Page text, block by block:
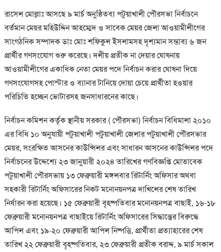
রাসেল মোল্লাঃ আসছে ৯ মার্চ অনুষ্ঠিতব্য পটুয়াখালী পৌরসভা নির্বাচনে
বর্তমান মেয়র মহিউদ্দিন আহম্মেদ ও সাবেক মেয়র জেলা আওয়ামীলীগের
সাংগঠনিক সম্পাদক ডাঃ মোঃ শফিকুল ইসলামসহ দৃশ্যমান সম্ভাব্য ৬ জন
প্রার্থীর গণসংযোগ শুরু করেছে। দলীয় প্রতীক না দেয়ার ঘোষনায়
আওয়ামীলীগের একাধিক নেতা মেয়র পদে নির্বাচন করার ঘোষনা দিয়ে
গণসংযোগসহ পোস্টার ও ব্যানার টানিয়ে দোয়া চেয়ে প্রার্থীতা হওয়ার
পরিচিতি হচ্ছেন ভোটারসহ জনসাধারনের কাছে।
নির্বাচন কমিশন কর্তৃক স্থানীয় সরকার ( পৌরসভা) নির্বাচন বিধিমালা ২০১০
এর বিধি ১০ অনুযায়ী পটুয়াখালী পটুয়াখালী জেলার পটুয়াখালী পৌরসভার
মেয়র, সংরক্ষিত আসনের কাউন্সিলর এবং সাধারন আসনের কাউন্সিলর পদে
নির্বাচনের উদ্দেশ্যে ২৩ জানুয়ারী ২০২৪ তারিখের গণবিজ্ঞপ্তি মোতাবেক
পটুয়াখালী পৌরসভায় ১৩ ফেব্রুয়ারী মঙ্গলবার রিটার্নিং অফিসার অথবা
সহকারী রিটার্নিং অফিসারের নিকট মনোনয়নপত্র দাখিলের শেষ তারিখ
নির্ধারন করা হয়েছে। ১৫ ফেব্রুয়ারী বৃহষ্পতিবার মনোনয়নপত্র বাছাই, ১৬-১৮
ফেব্রুয়ারী মনোনয়নপত্র বাছাইয়ে রিটার্নিং অফিসারের সিদ্ধান্তের বিরুদ্ধে
আপিল এবং ১৯-২০ ফেব্রুয়ারী আপিল নিষ্পত্তি, প্রার্থীতা প্রত্যাহারের শেষ
তারিখ ২২ ফেব্রুয়ারী বৃহষ্পতিবার, ২৩ ফেব্রুয়ারী প্রতীক বরাদ্দ, ৯ মার্চ সকাল